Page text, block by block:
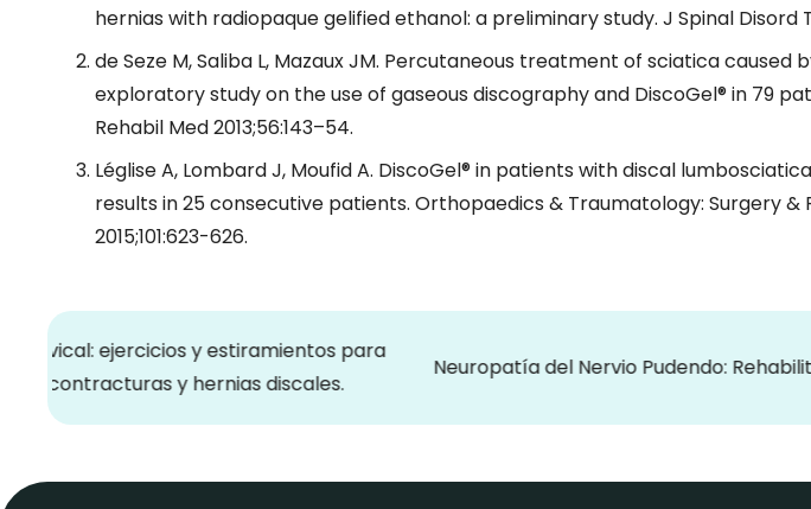
hernias with radiopaque gelified ethanol: a preliminary study. J Spinal Disord
de Seze M, Saliba L, Mazaux JM. Percutaneous treatment of sciatica caused
exploratory study on the use of gaseous discography and DiscoGel® in 79
Rehabil Med 2013;56:143–54.
Léglise A, Lombard J, Moufid A. DiscoGel® in patients with discal
results in 25 consecutive patients. Orthopaedics & Traumatology: Surgery &
2015;101:623-626.
ejercicios y estiramientos para
y hernias discales.
Neuropatía del Nervio Pudendo: Rehabilitación